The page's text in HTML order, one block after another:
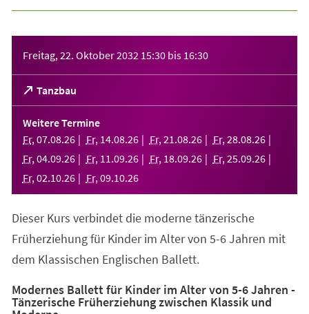
Freitag, 22. Oktober 2032 15:30 bis 16:30
Tanzbau
(Öffnet
in
einem
neuen
Tab)
Weitere Termine
Fr, 07.08.26 Fr, 14.08.26 Fr, 21 .08.26 Fr, 28.08.26
Fr, 04.09.26 Fr, 11 .09.26 Fr, 18.09.26 Fr, 25.09.26
Fr, 02.10.26 Fr, 09.10.26
Dieser Kurs verbindet die moderne tänzerische
Früherziehung für Kinder im Alter von 5-6 Jahren mit
dem Klassischen Englischen Ballett.
Modernes Ballett für Kinder im Alter von 5-6 Jahren -
Tänzerische Früherziehung zwischen Klassik und